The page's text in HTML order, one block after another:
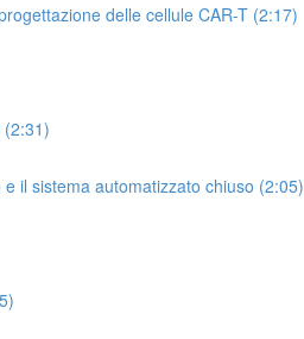
delle cellule CAR-T (2:17)
il sistema automatizzato chiuso (2:05)